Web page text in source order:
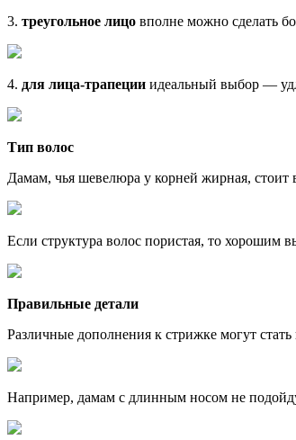
3. треугольное лицо вполне можно сделать
4. для лица-трапеции идеальный выбор —
Тип волос
Дамам, чья шевелюра у корней жирная, стоит
Если структура волос пористая, то хорошим
Правильные детали
Различные дополнения к стрижке могут
Например, дамам с длинным носом не